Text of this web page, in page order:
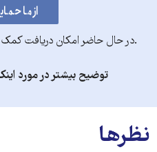
.در حال حاضر امکان دریافت کمک
توضیح بیشتر در مورد
نظرها